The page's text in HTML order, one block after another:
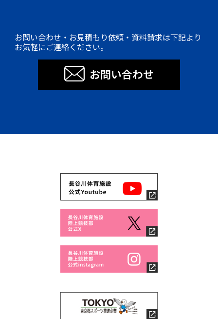
お問い合わせ・お見積もり依頼・資料請求は下記より
お気軽にご連絡ください。
お問い合わせ